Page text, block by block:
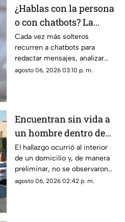
¿Hablas con la persona
o con chatbots? La
verdad sobre el
‘Chatfishing’ en el
coqueteo digital
Cada vez más solteros
recurren a chatbots para
redactar mensajes, analizar
perfiles y coquetear en
agosto 06, 2026 03:10 p. m.
Encuentran sin vida a
un hombre dentro de
una casa en esta zona
de Querétaro
El hallazgo ocurrió al interior
de un domicilio y, de manera
preliminar, no se observaron
huellas de violencia en el
agosto 06, 2026 02:42 p. m.